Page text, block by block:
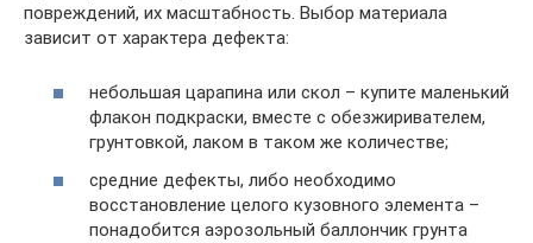
повреждений, их масштабность. Выбор материала
зависит от характера дефекта:
небольшая царапина или скол – купите маленький
флакон подкраски, вместе с обезжиривателем,
грунтовкой, лаком в таком же количестве;
средние дефекты, либо необходимо
восстановление целого кузовного элемента –
понадобится аэрозольный баллончик грунта